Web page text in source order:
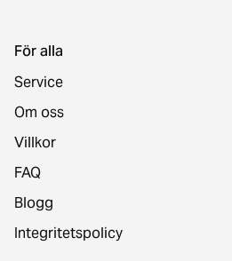
För alla
Service
Om oss
Villkor
FAQ
Blogg
Integritetspolicy